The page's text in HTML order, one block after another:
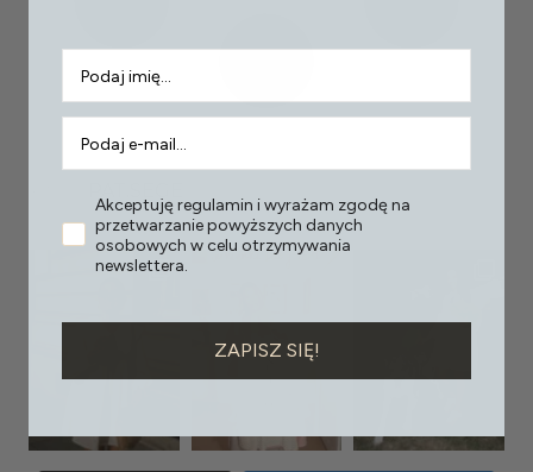
Akceptuję regulamin i wyrażam zgodę na
przetwarzanie powyższych danych
osobowych w celu otrzymywania
newslettera.
ZAPISZ SIĘ!